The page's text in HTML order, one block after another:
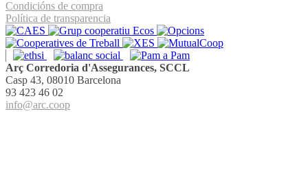
Condicións de compra
Política de transparencia
Arç Corredoria d'Assegurances, SCCL
Casp 43, 08010 Barcelona
93 423 46 02
info@arc.coop